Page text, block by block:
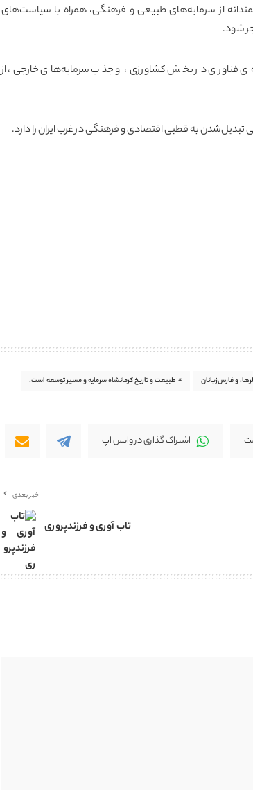
از سرمایه‌های طبیعی و فرهنگی، همراه با سیاست‌های
شود.
فناوری در بخش کشاورزی، و جذب سرمایه‌های خارجی، از
تبدیل‌شدن به قطبی اقتصادی و فرهنگی در غرب ایران را دارد.
و فارس‌زبانان طبیعت و تاریخ کرمانشاه سرمایه و مسیر توسعه است.
اشتراک گذاری در واتس اپ
خبر بعدی
تاب آوری و فرزندپروری